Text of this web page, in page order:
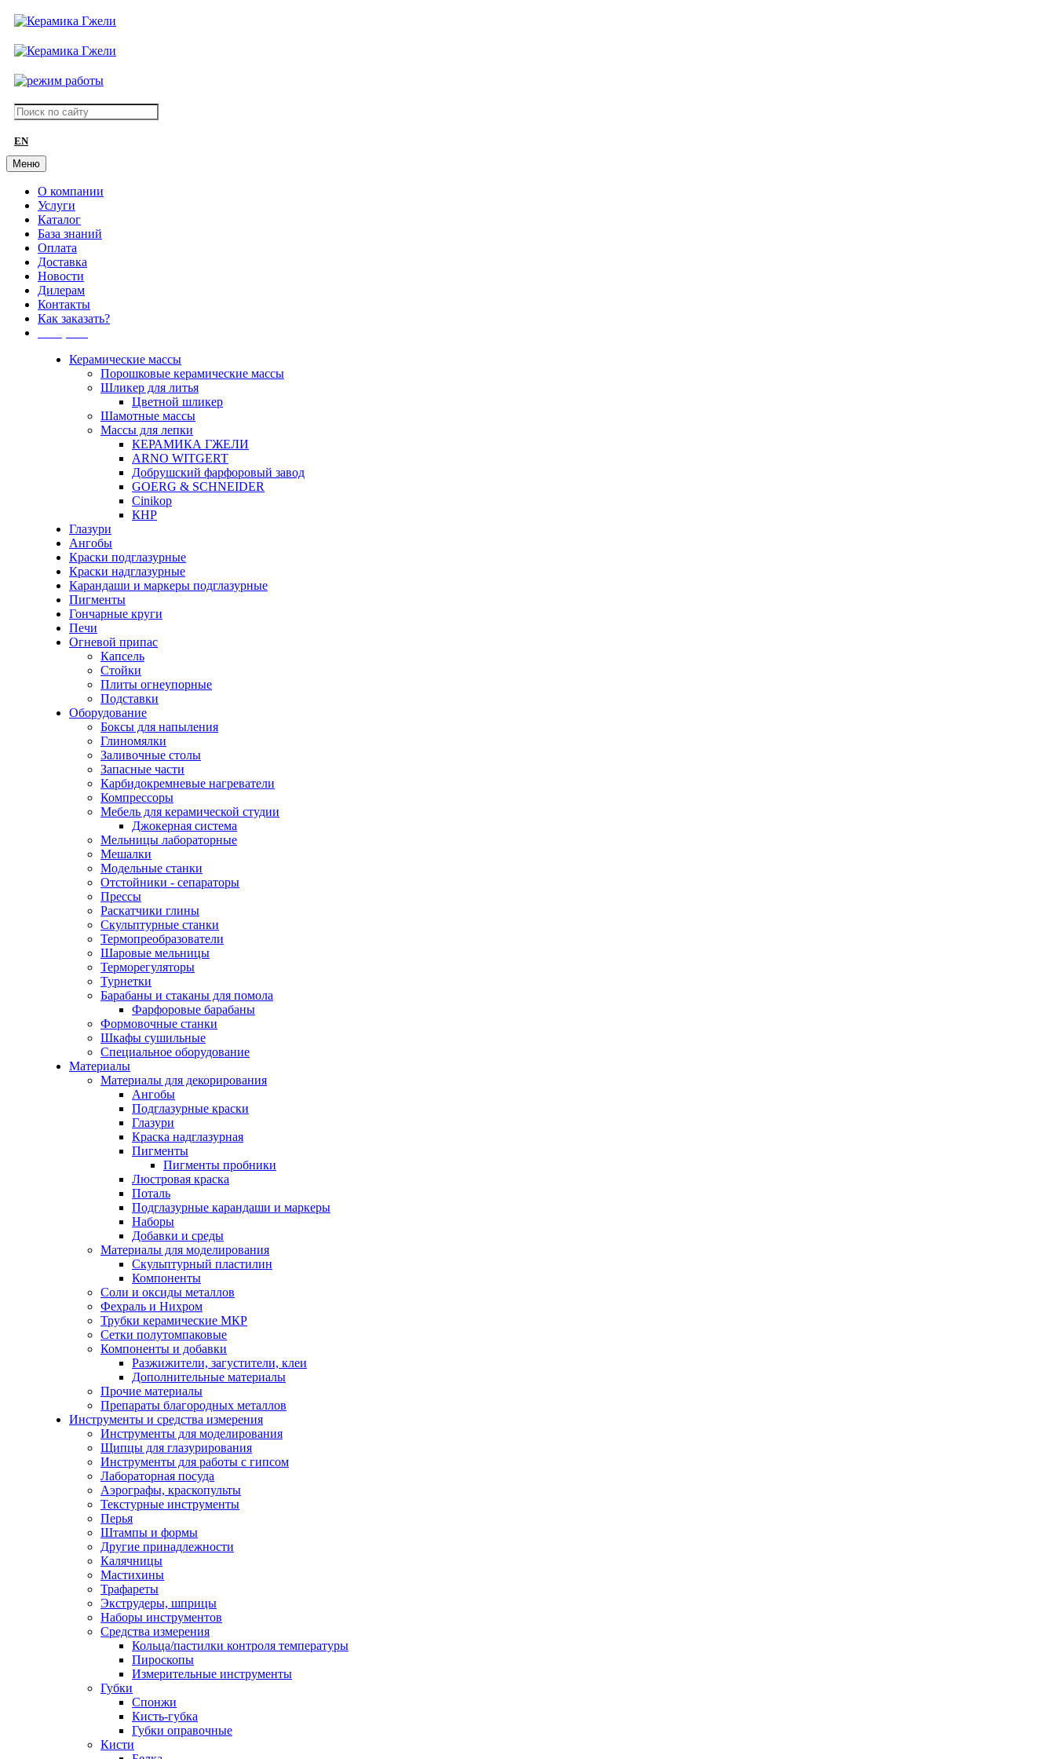
EN
Меню
О компании
Услуги
Каталог
База знаний
Оплата
Доставка
Новости
Дилерам
Контакты
Как заказать?
Керамические массы
Порошковые керамические массы
Шликер для литья
Цветной шликер
Шамотные массы
Массы для лепки
КЕРАМИКА ГЖЕЛИ
ARNO WITGERT
Добрушский фарфоровый завод
GOERG & SCHNEIDER
Cinikop
КНР
Глазури
Ангобы
Краски подглазурные
Краски надглазурные
Карандаши и маркеры подглазурные
Пигменты
Гончарные круги
Печи
Огневой припас
Капсель
Стойки
Плиты огнеупорные
Подставки
Оборудование
Боксы для напыления
Глиномялки
Заливочные столы
Запасные части
Карбидокремневые нагреватели
Компрессоры
Мебель для керамической студии
Джокерная система
Мельницы лабораторные
Мешалки
Модельные станки
Отстойники - сепараторы
Прессы
Раскатчики глины
Скульптурные станки
Термопреобразователи
Шаровые мельницы
Терморегуляторы
Турнетки
Барабаны и стаканы для помола
Фарфоровые барабаны
Формовочные станки
Шкафы сушильные
Специальное оборудование
Материалы
Материалы для декорирования
Ангобы
Подглазурные краски
Глазури
Краска надглазурная
Пигменты
Пигменты пробники
Люстровая краска
Поталь
Подглазурные карандаши и маркеры
Наборы
Добавки и среды
Материалы для моделирования
Скульптурный пластилин
Компоненты
Соли и оксиды металлов
Фехраль и Нихром
Трубки керамические МКР
Сетки полутомпаковые
Компоненты и добавки
Разжижители, загустители, клеи
Дополнительные материалы
Прочие материалы
Препараты благородных металлов
Инструменты и средства измерения
Инструменты для моделирования
Щипцы для глазурирования
Инструменты для работы с гипсом
Лабораторная посуда
Аэрографы, краскопульты
Текстурные инструменты
Перья
Штампы и формы
Другие принадлежности
Калячницы
Мастихины
Трафареты
Экструдеры, шприцы
Наборы инструментов
Средства измерения
Кольца/пастилки контроля температуры
Пироскопы
Измерительные инструменты
Губки
Спонжи
Кисть-губка
Губки оправочные
Кисти